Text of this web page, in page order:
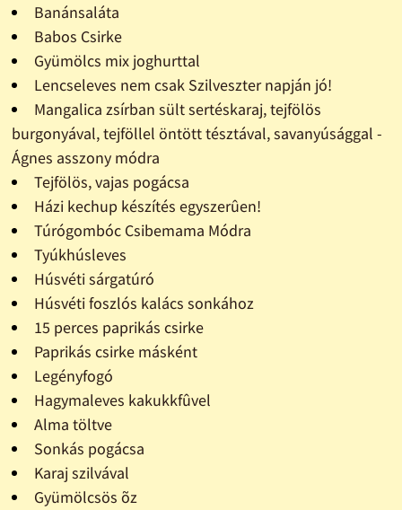
Banánsaláta
Babos Csirke
Gyümölcs mix joghurttal
Lencseleves nem csak Szilveszter napján jó!
Mangalica zsírban sült sertéskaraj, tejfölös
burgonyával, tejföllel öntött tésztával, savanyúsággal -
Ágnes asszony módra
Tejfölös, vajas pogácsa
Házi kechup készítés egyszerûen!
Túrógombóc Csibemama Módra
Tyúkhúsleves
Húsvéti sárgatúró
Húsvéti foszlós kalács sonkához
15 perces paprikás csirke
Paprikás csirke másként
Legényfogó
Hagymaleves kakukkfûvel
Alma töltve
Sonkás pogácsa
Karaj szilvával
Gyümölcsös õz